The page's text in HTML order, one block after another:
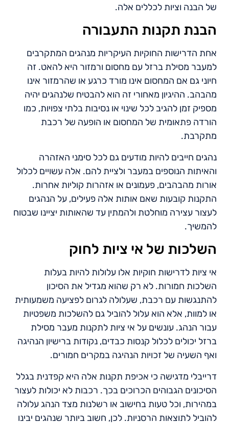
של הבנה וציות לכללים אלה.
הבנת תקנות התעבורה
אחת הדרישות החוקיות העיקריות מנהגים המתקרבים
למעבר מסילת ברזל עם מחסום ורמזור היא להאט. זה
חיוני גם אם המחסום אינו מורד כרגע או שהרמזור אינו
מהבהב. ההיגיון מאחורי זה הוא להבטיח שלנהגים יהיה
מספיק זמן להגיב לכל שינוי או נסיבות בלתי צפויות, כמו
הורדה פתאומית של המחסום או הופעה של רכבת
מתקרבת.
נהגים חייבים להיות מודעים גם לכל סימני האזהרה
והאיתות הנוספים במעבר ולציית להם. אלה עשויים לכלול
אורות מהבהבים, פעמונים או אזהרות קוליות אחרות.
התקנות קובעות שאם אותות אלה פעילים, על הנהגים
לעצור עצירה מוחלטת ולהמתין עד שהאותות יציינו שבטוח
להמשיך.
השלכות של אי ציות לחוק
אי ציות לדרישות חוקיות אלו עלולות להיות בעלות
השלכות חמורות. לא רק שהוא מגדיל את הסיכון
להתנגשות עם רכבת, שעלולה לגרום לפציעה משמעותית
או למוות, אלא הוא עלול להוביל גם להשלכות משפטיות
עבור הנהג. עונשים על אי ציות לתקנות מעבר מסילת
ברזל יכולים לכלול קנסות כבדים, נקודות ברישיון הנהיגה
ואף השעיה של זכויות הנהיגה במקרים חמורים.
דרייבלי מדגישה כי אכיפת תקנות אלה היא קפדנית בגלל
הסיכונים הגבוהים הכרוכים בכך. רכבות לא יכולות לעצור
במהירות, וכל טעות בחישוב או רשלנות מצד הנהג עלולה
להוביל לתוצאות הרסניות. לכן, חשוב ביותר שנהגים יבינו